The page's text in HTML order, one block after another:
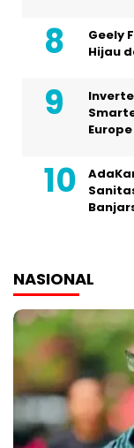
Geely
Hijau
NASIONAL